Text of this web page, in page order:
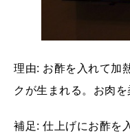
理由: お酢を入れて加
クが生まれる。お肉
補足: 仕上げにお酢を